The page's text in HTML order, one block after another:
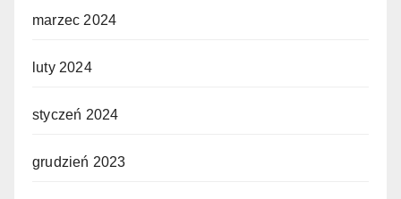
marzec 2024
luty 2024
styczeń 2024
grudzień 2023